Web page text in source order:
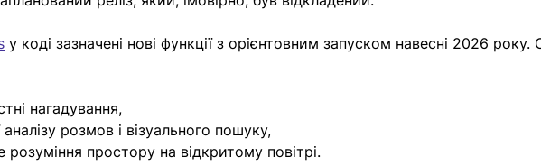
у коді зазначені нові функції з орієнтовним запуском навесні 2026
нагадування,
аналізу розмов і візуального пошуку,
розуміння простору на відкритому повітрі.